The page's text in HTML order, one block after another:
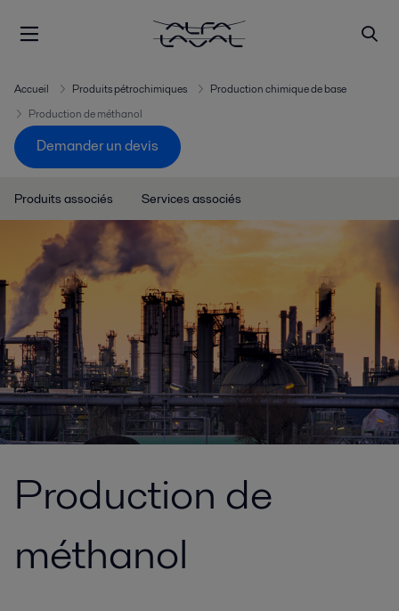
Accueil Produits pétrochimiques
Production chimique de base
Production de méthanol
Demander un devis
Produits associés Services associés
Production de
méthanol